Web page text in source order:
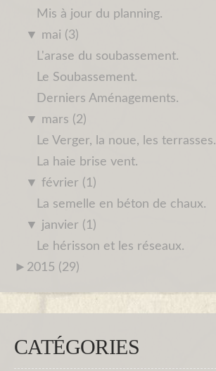
Mis à jour du planning.
▼ mai (3)
L'arase du soubassement.
Le Soubassement.
Derniers Aménagements.
▼ mars (2)
Le Verger, la noue, les terrasses.
La haie brise vent.
▼ février (1)
La semelle en béton de chaux.
▼ janvier (1)
Le hérisson et les réseaux.
► 2015 (29)
CATÉGORIES